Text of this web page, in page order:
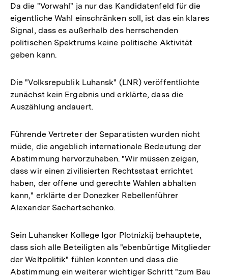
Da die "Vorwahl" ja nur das Kandidatenfeld für die
eigentliche Wahl einschränken soll, ist das ein klares
Signal, dass es außerhalb des herrschenden
politischen Spektrums keine politische Aktivität
geben kann.
Die "Volksrepublik Luhansk" (LNR) veröffentlichte
zunächst kein Ergebnis und erklärte, dass die
Auszählung andauert.
Führende Vertreter der Separatisten wurden nicht
müde, die angeblich internationale Bedeutung der
Abstimmung hervorzuheben. "Wir müssen zeigen,
dass wir einen zivilisierten Rechtsstaat errichtet
haben, der offene und gerechte Wahlen abhalten
kann," erklärte der Donezker Rebellenführer
Alexander Sachartschenko.
Sein Luhansker Kollege Igor Plotnizkij behauptete,
dass sich alle Beteiligten als "ebenbürtige Mitglieder
der Weltpolitik" fühlen konnten und dass die
Abstimmung ein weiterer wichtiger Schritt "zum Bau